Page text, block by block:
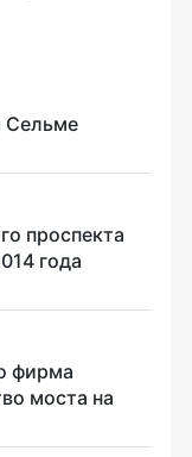
Сельме
проспекта
года
фирма
моста на